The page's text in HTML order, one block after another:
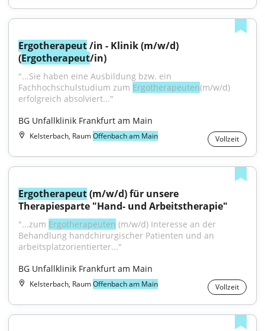
Ergotherapeut /in - Klinik (m/w/d)
(Ergotherapeut/in)
"...Sie haben eine Ausbildung bzw. ein
Fachhochschulstudium zum Ergotherapeuten(m/w/d)
erfolgreich absolviert..."
BG Unfallklinik Frankfurt am Main
Kelsterbach, RaumOffenbach am Main Vollzeit
Ergotherapeut (m/w/d) für unsere
Therapiesparte "Hand- und Arbeitstherapie"
"...zum Ergotherapeuten (m/w/d) Interesse an der
Behandlung handchirurgischer Patienten und an
arbeitsplatzorientierter..."
BG Unfallklinik Frankfurt am Main
Kelsterbach, RaumOffenbach am Main Vollzeit